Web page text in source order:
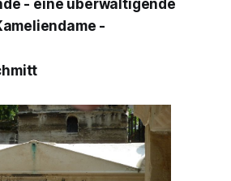
- eine überwältigende
-